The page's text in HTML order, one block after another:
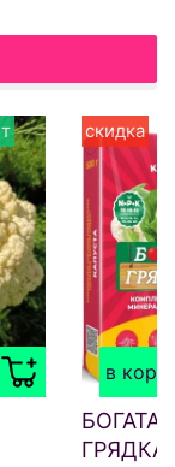
в
скидка
БОГАТАЯ
ГРЯДКА